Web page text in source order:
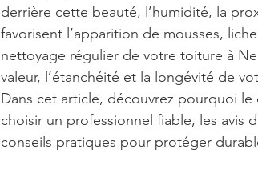
derrière cette beauté, l’humidité, la
favorisent l’apparition de mousses,
nettoyage régulier de votre toiture à
valeur, l’étanchéité et la longévité de
Dans cet article, découvrez pourquoi
choisir un professionnel fiable, les avis
conseils pratiques pour protéger